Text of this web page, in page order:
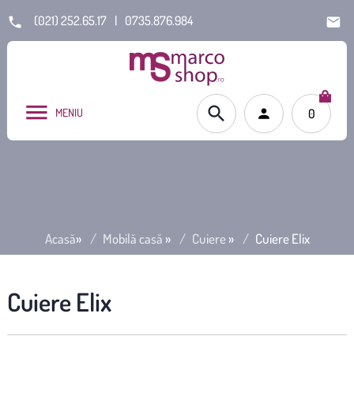
(021) 252.65.17 | 0735.876.984
MENIU 0
Acasă» Mobilă casă» Cuiere» Cuiere Elix
Cuiere Elix